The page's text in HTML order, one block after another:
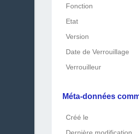
Fonction
Etat
Version
Date de Verrouillage
Verrouilleur
Méta-données
Créé le